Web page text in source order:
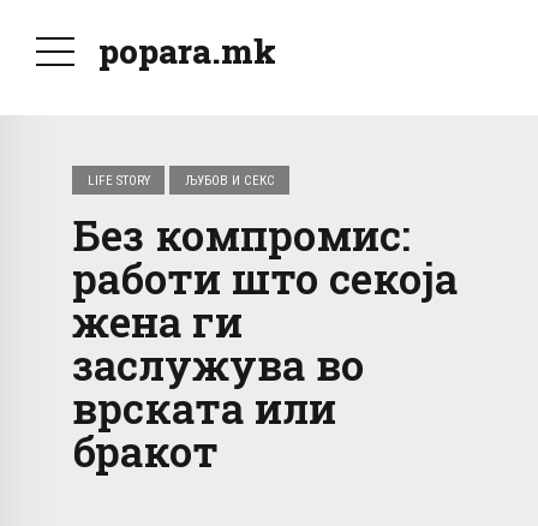
popara.mk
LIFE STORY ЉУБОВ И СЕКС
Без компромис:
работи што секоја
жена ги
заслужува во
врската или
бракот